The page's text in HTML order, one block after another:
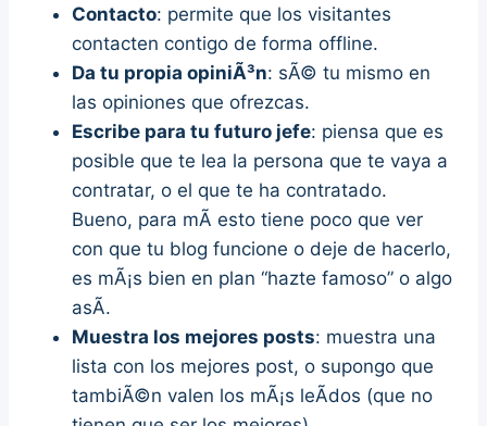
Contacto: permite que los visitantes
contacten contigo de forma offline.
Da tu propia opiniÃ³n: sÃ© tu mismo en
las opiniones que ofrezcas.
Escribe para tu futuro jefe: piensa que es
posible que te lea la persona que te vaya a
contratar, o el que te ha contratado.
Bueno, para mÃ­ esto tiene poco que ver
con que tu blog funcione o deje de hacerlo,
es mÃ¡s bien en plan “hazte famoso” o algo
asÃ­.
Muestra los mejores posts: muestra una
lista con los mejores post, o supongo que
tambiÃ©n valen los mÃ¡s leÃ­dos (que no